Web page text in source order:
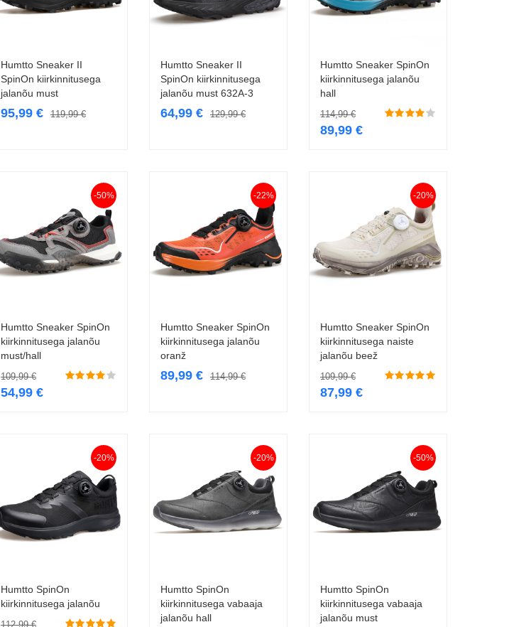
Vali
Humtto Sneaker II
SpinOn kiirkinnitusega
jalanõu must
119,99€
95,99 €
Vali
Humtto Sneaker II
SpinOn kiirkinnitusega
jalanõu must 632A-3
129,99€
64,99 €
Vali
Humtto Sneaker SpinOn
kiirkinnitusega jalanõu
hall
114,99€
89,99 €
-50%
Vali
Humtto Sneaker SpinOn
kiirkinnitusega jalanõu
must/hall
109,99€
54,99 €
-22%
Vali
Humtto Sneaker SpinOn
kiirkinnitusega jalanõu
oranž
114,99€
89,99 €
-20%
Vali
Humtto Sneaker SpinOn
kiirkinnitusega naiste
jalanõu beež
109,99€
87,99 €
-20%
Vali
Humtto SpinOn
kiirkinnitusega jalanõu
112,99€
-20%
Vali
Humtto SpinOn
kiirkinnitusega vabaaja
jalanõu hall
-50%
Vali
Humtto SpinOn
kiirkinnitusega vabaaja
jalanõu must